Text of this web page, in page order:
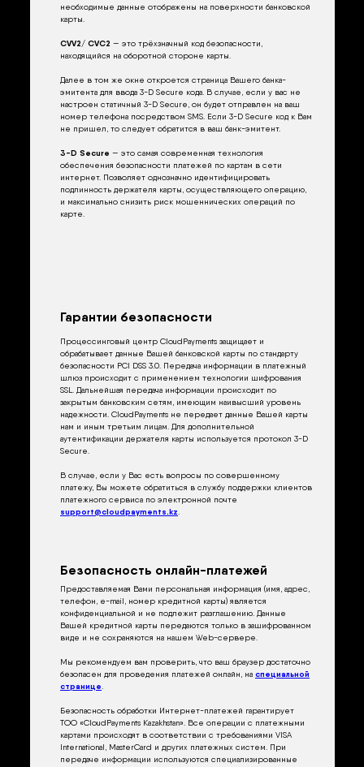
необходимые данные отображены на поверхности банковской
карты.
CVV2/ CVC2 — это трёхзначный код безопасности,
находящийся на оборотной стороне карты.
Далее в том же окне откроется страница Вашего банка-
эмитента для ввода 3-D Secure кода. В случае, если у вас не
настроен статичный 3-D Secure, он будет отправлен на ваш
номер телефона посредством SMS. Если 3-D Secure код к Вам
не пришел, то следует обратится в ваш банк-эмитент.
3-D Secure — это самая современная технология
обеспечения безопасности платежей по картам в сети
интернет. Позволяет однозначно идентифицировать
подлинность держателя карты, осуществляющего операцию,
и максимально снизить риск мошеннических операций по
карте.
Гарантии безопасности
Процессинговый центр CloudPayments защищает и
обрабатывает данные Вашей банковской карты по стандарту
безопасности PCI DSS 3.0. Передача информации в платежный
шлюз происходит с применением технологии шифрования
SSL. Дальнейшая передача информации происходит по
закрытым банковским сетям, имеющим наивысший уровень
надежности. CloudPayments не передает данные Вашей карты
нам и иным третьим лицам. Для дополнительной
аутентификации держателя карты используется протокол 3-D
Secure.
В случае, если у Вас есть вопросы по совершенному
платежу, Вы можете обратиться в службу поддержки клиентов
платежного сервиса по электронной почте
support@cloudpayments.kz
Безопасность онлайн-платежей
Предоставляемая Вами персональная информация (имя, адрес,
телефон, e-mail, номер кредитной карты) является
конфиденциальной и не подлежит разглашению. Данные
Вашей кредитной карты передаются только в зашифрованном
виде и не сохраняются на нашем Web-сервере.
Мы рекомендуем вам проверить, что ваш браузер достаточно
безопасен для проведения платежей онлайн, на специальной
странице
Безопасность обработки Интернет-платежей гарантирует
ТОО «CloudPayments Kazakhstan». Все операции с платежными
картами происходят в соответствии с требованиями VISA
International, MasterCard и других платежных систем. При
передаче информации используются специализированные